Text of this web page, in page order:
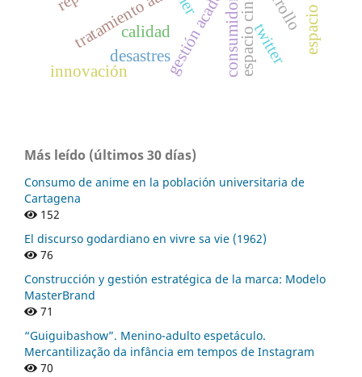
calidad consumidor. twitter
desastres
innovación
Más leído (últimos 30 días)
Consumo de anime en la población universitaria de
Cartagena
152
El discurso godardiano en vivre sa vie (1962)
76
Construcción y gestión estratégica de la marca: Modelo
MasterBrand
71
“Guiguibashow”. Menino-adulto espetáculo.
Mercantilização da infância em tempos de Instagram
70